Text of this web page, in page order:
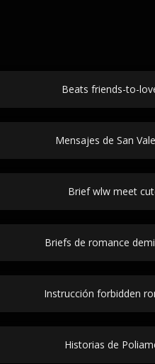
Beats friends-to-
Mensajes de San
Brief wlw meet
Briefs de romance
Instrucción forbidden
Historias de